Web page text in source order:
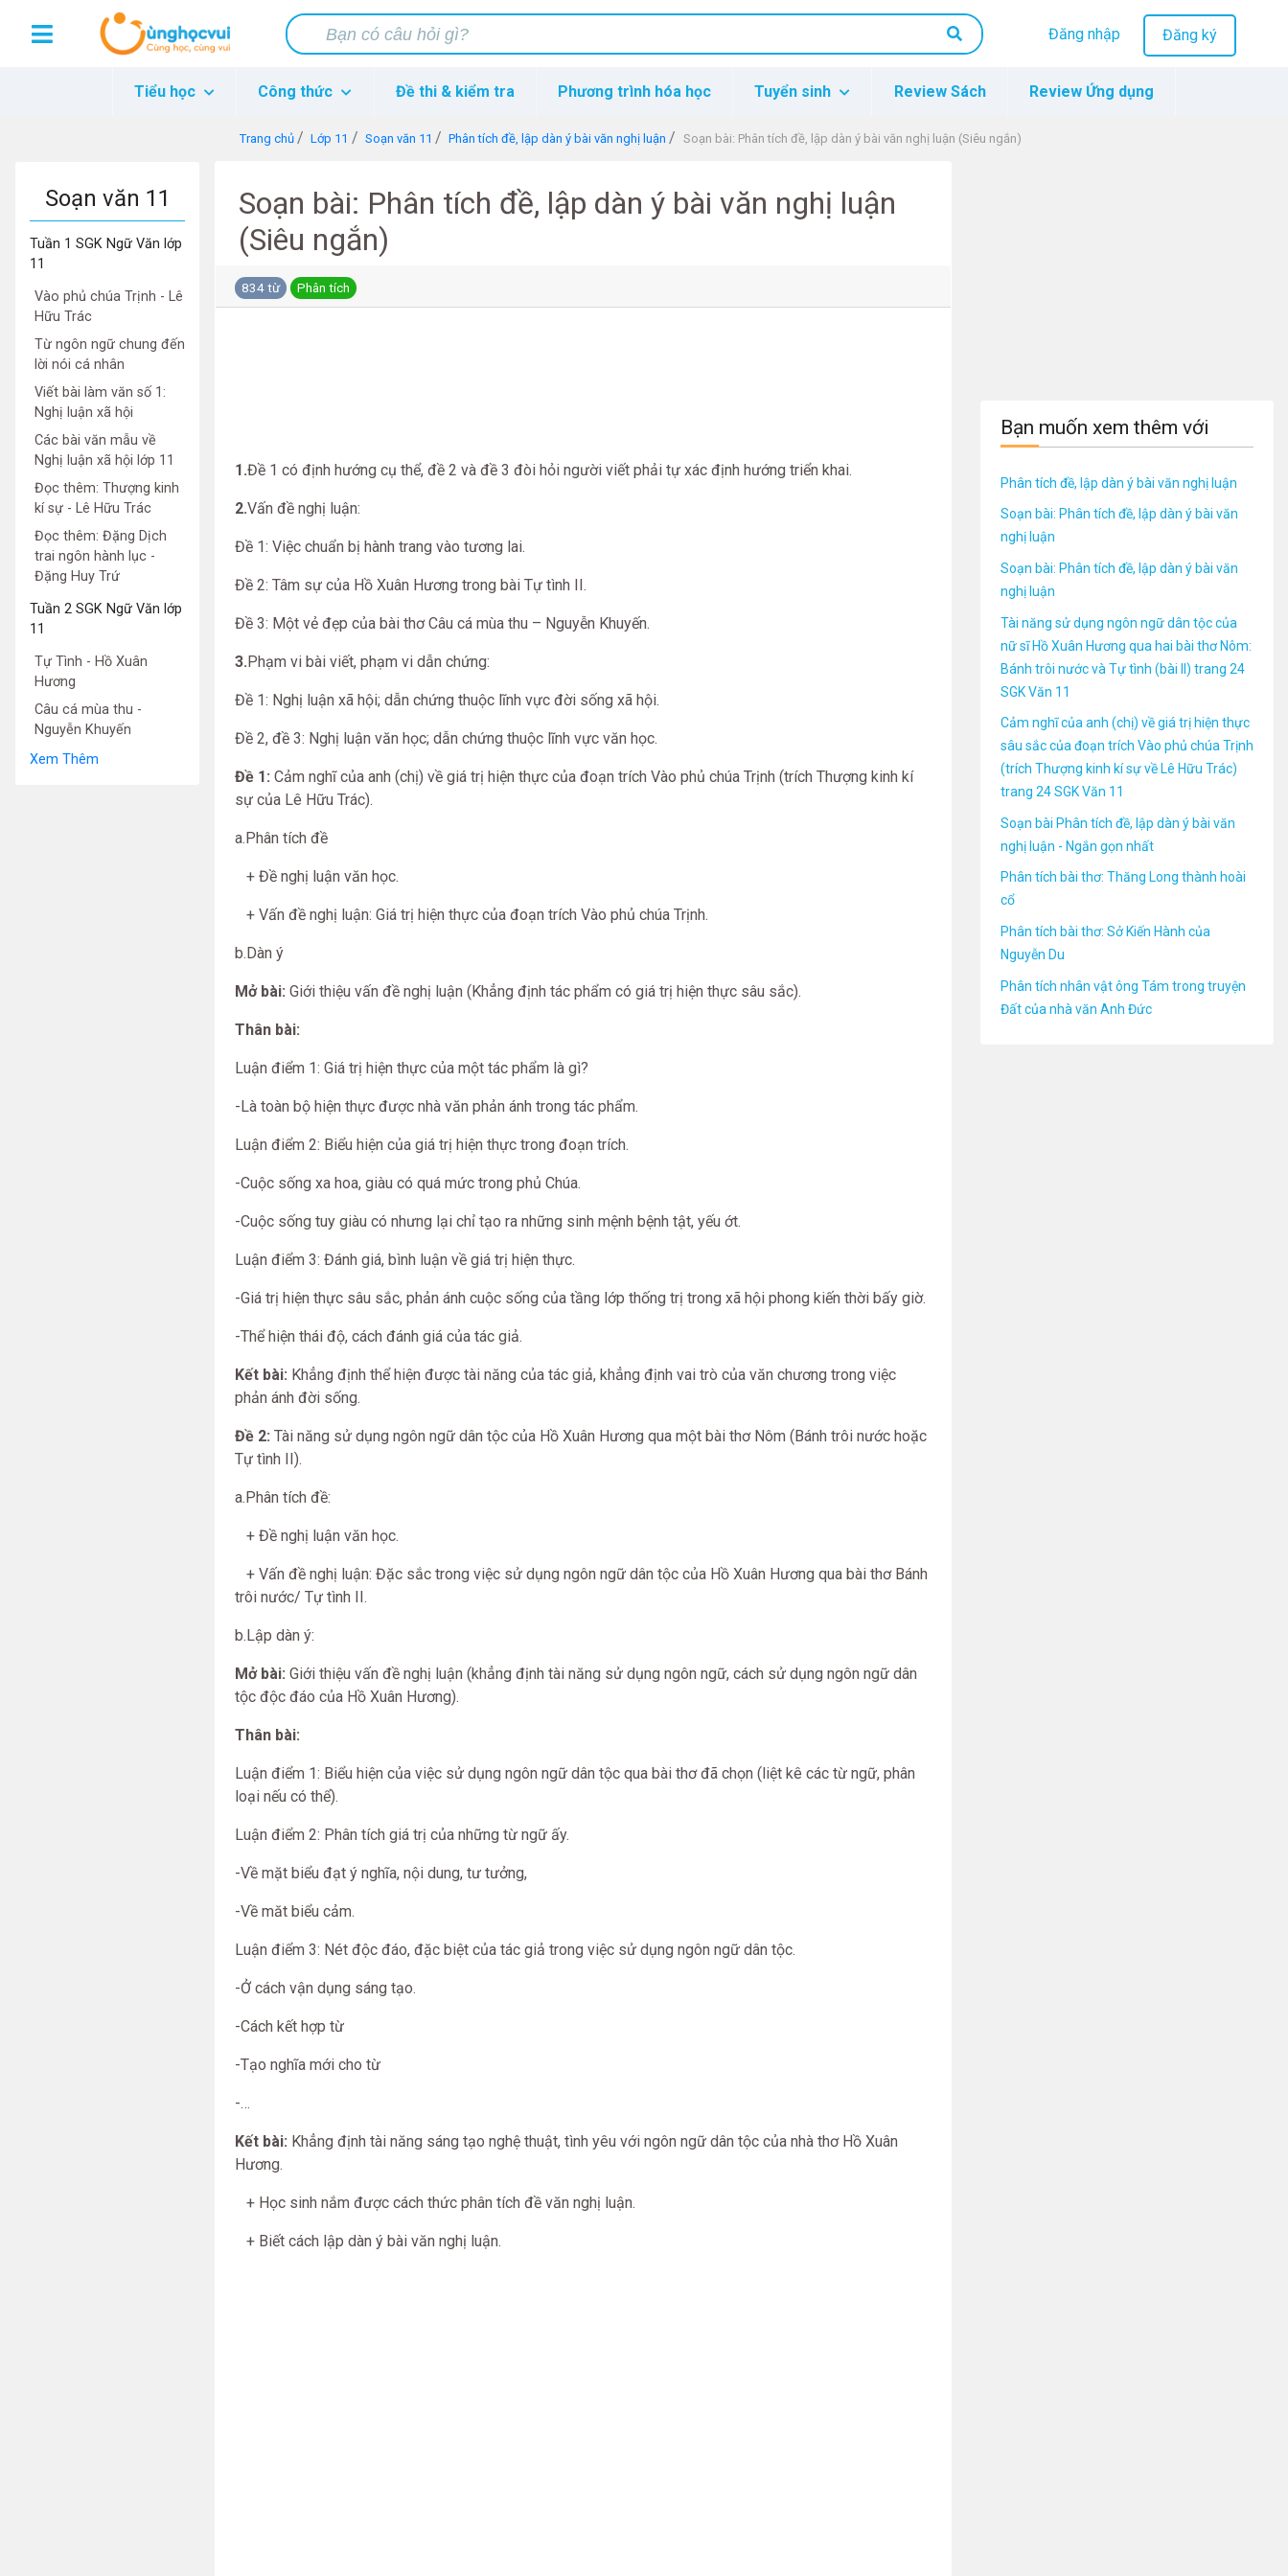
Đăng nhập Đăng ký
Tiểu học Công thức Đề thi & kiểm tra Phương trình hóa học Tuyển sinh Review Sách Review Ứng dụng
Trang chủ Lớp 11 Soạn văn 11 Phân tích đề, lập dàn ý bài văn nghị luận Soạn bài: Phân tích đề, lập dàn ý bài văn nghị luận (Siêu ngắn)
Soạn văn 11
Tuần 1 SGK Ngữ Văn lớp
11
Vào phủ chúa Trịnh - Lê
Hữu Trác
Từ ngôn ngữ chung đến
lời nói cá nhân
Viết bài làm văn số 1:
Nghị luận xã hội
Các bài văn mẫu về
Nghị luận xã hội lớp 11
Đọc thêm: Thượng kinh
kí sự - Lê Hữu Trác
Đọc thêm: Đặng Dịch
trai ngôn hành lục -
Đặng Huy Trứ
Tuần 2 SGK Ngữ Văn lớp
11
Tự Tình - Hồ Xuân
Hương
Câu cá mùa thu -
Nguyễn Khuyến
Xem Thêm
Soạn bài: Phân tích đề, lập dàn ý bài văn nghị luận
(Siêu ngắn)
834 từ Phân tích
1.Đề 1 có định hướng cụ thể, đề 2 và đề 3 đòi hỏi người viết phải tự xác định hướng triển khai.
2.Vấn đề nghị luận:
Đề 1: Việc chuẩn bị hành trang vào tương lai.
Đề 2: Tâm sự của Hồ Xuân Hương trong bài Tự tình II.
Đề 3: Một vẻ đẹp của bài thơ Câu cá mùa thu – Nguyễn Khuyến.
3.Phạm vi bài viết, phạm vi dẫn chứng:
Đề 1: Nghị luận xã hội; dẫn chứng thuộc lĩnh vực đời sống xã hội.
Đề 2, đề 3: Nghị luận văn học; dẫn chứng thuộc lĩnh vực văn học.
Đề 1: Cảm nghĩ của anh (chị) về giá trị hiện thực của đoạn trích Vào phủ chúa Trịnh (trích Thượng kinh kí
sự của Lê Hữu Trác).
a.Phân tích đề
+ Đề nghị luận văn học.
+ Vấn đề nghị luận: Giá trị hiện thực của đoạn trích Vào phủ chúa Trịnh.
b.Dàn ý
Mở bài: Giới thiệu vấn đề nghị luận (Khẳng định tác phẩm có giá trị hiện thực sâu sắc).
Thân bài:
Luận điểm 1: Giá trị hiện thực của một tác phẩm là gì?
-Là toàn bộ hiện thực được nhà văn phản ánh trong tác phẩm.
Luận điểm 2: Biểu hiện của giá trị hiện thực trong đoạn trích.
-Cuộc sống xa hoa, giàu có quá mức trong phủ Chúa.
-Cuộc sống tuy giàu có nhưng lại chỉ tạo ra những sinh mệnh bệnh tật, yếu ớt.
Luận điểm 3: Đánh giá, bình luận về giá trị hiện thực.
-Giá trị hiện thực sâu sắc, phản ánh cuộc sống của tầng lớp thống trị trong xã hội phong kiến thời bấy giờ.
-Thể hiện thái độ, cách đánh giá của tác giả.
Kết bài: Khẳng định thể hiện được tài năng của tác giả, khẳng định vai trò của văn chương trong việc
phản ánh đời sống.
Đề 2: Tài năng sử dụng ngôn ngữ dân tộc của Hồ Xuân Hương qua một bài thơ Nôm (Bánh trôi nước hoặc
Tự tình II).
a.Phân tích đề:
+ Đề nghị luận văn học.
+ Vấn đề nghị luận: Đặc sắc trong việc sử dụng ngôn ngữ dân tộc của Hồ Xuân Hương qua bài thơ Bánh
trôi nước/ Tự tình II.
b.Lập dàn ý:
Mở bài: Giới thiệu vấn đề nghị luận (khẳng định tài năng sử dụng ngôn ngữ, cách sử dụng ngôn ngữ dân
tộc độc đáo của Hồ Xuân Hương).
Thân bài:
Luận điểm 1: Biểu hiện của việc sử dụng ngôn ngữ dân tộc qua bài thơ đã chọn (liệt kê các từ ngữ, phân
loại nếu có thể).
Luận điểm 2: Phân tích giá trị của những từ ngữ ấy.
-Về mặt biểu đạt ý nghĩa, nội dung, tư tưởng,
-Về măt biểu cảm.
Luận điểm 3: Nét độc đáo, đặc biệt của tác giả trong việc sử dụng ngôn ngữ dân tộc.
-Ở cách vận dụng sáng tạo.
-Cách kết hợp từ
-Tạo nghĩa mới cho từ
-…
Kết bài: Khẳng định tài năng sáng tạo nghệ thuật, tình yêu với ngôn ngữ dân tộc của nhà thơ Hồ Xuân
Hương.
+ Học sinh nắm được cách thức phân tích đề văn nghị luận.
+ Biết cách lập dàn ý bài văn nghị luận.
Bạn muốn xem thêm với
Phân tích đề, lập dàn ý bài văn nghị luận
Soạn bài: Phân tích đề, lập dàn ý bài văn
nghị luận
Soạn bài: Phân tích đề, lập dàn ý bài văn
nghị luận
Tài năng sử dụng ngôn ngữ dân tộc của
nữ sĩ Hồ Xuân Hương qua hai bài thơ Nôm:
Bánh trôi nước và Tự tình (bài II) trang 24
SGK Văn 11
Cảm nghĩ của anh (chị) về giá trị hiện thực
sâu sắc của đoạn trích Vào phủ chúa Trịnh
(trích Thượng kinh kí sự về Lê Hữu Trác)
trang 24 SGK Văn 11
Soạn bài Phân tích đề, lập dàn ý bài văn
nghị luận - Ngắn gọn nhất
Phân tích bài thơ: Thăng Long thành hoài
cổ
Phân tích bài thơ: Sở Kiến Hành của
Nguyễn Du
Phân tích nhân vật ông Tám trong truyện
Đất của nhà văn Anh Đức